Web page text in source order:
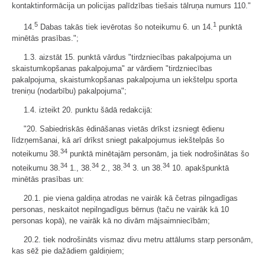
kontaktinformācija un policijas palīdzības tiešais tālruņa numurs 110."
14.5 Dabas takās tiek ievērotas šo noteikumu 6. un 14.1 punktā
minētās prasības.";
1.3. aizstāt 15. punktā vārdus "tirdzniecības pakalpojuma un
skaistumkopšanas pakalpojuma" ar vārdiem "tirdzniecības
pakalpojuma, skaistumkopšanas pakalpojuma un iekštelpu sporta
treniņu (nodarbību) pakalpojuma";
1.4. izteikt 20. punktu šādā redakcijā:
"20. Sabiedriskās ēdināšanas vietās drīkst izsniegt ēdienu
līdzņemšanai, kā arī drīkst sniegt pakalpojumus iekštelpās šo
noteikumu 38.34 punktā minētajām personām, ja tiek nodrošinātas šo
noteikumu 38. 34 1., 38. 34 2., 38. 34 3. un 38. 34 10. apakšpunktā
minētās prasības un:
20.1. pie viena galdiņa atrodas ne vairāk kā četras pilngadīgas
personas, neskaitot nepilngadīgus bērnus (taču ne vairāk kā 10
personas kopā), ne vairāk kā no divām mājsaimniecībām;
20.2. tiek nodrošināts vismaz divu metru attālums starp personām,
kas sēž pie dažādiem galdiņiem;